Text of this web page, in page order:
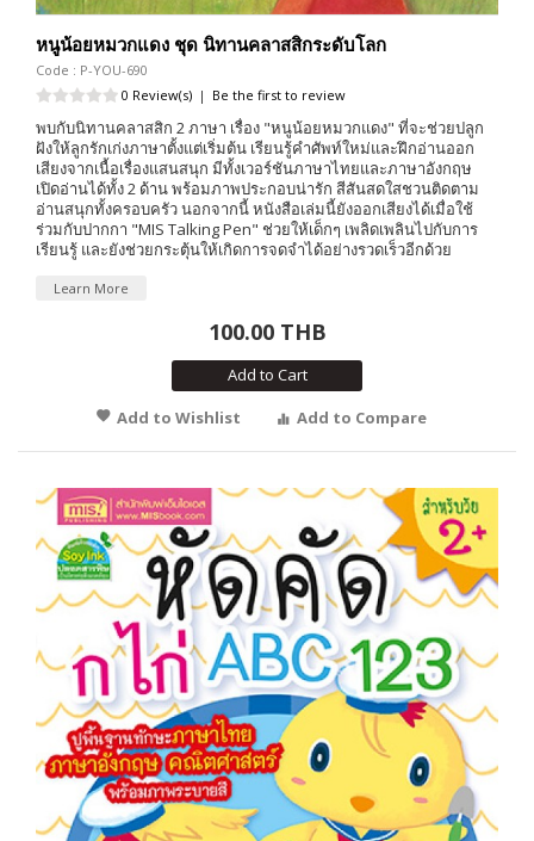
หนูน้อยหมวกแดง ชุด นิทานคลาสสิกระดับโลก
Code : P-YOU-690
0 Review(s) | Be the first to review
พบกับนิทานคลาสสิก 2 ภาษา เรื่อง "หนูน้อยหมวกแดง" ที่จะช่วยปลูก
ฝังให้ลูกรักเก่งภาษาตั้งแต่เริ่มต้น เรียนรู้คำศัพท์ใหม่และฝึกอ่านออก
เสียงจากเนื้อเรื่องแสนสนุก มีทั้งเวอร์ชันภาษาไทยและภาษาอังกฤษ
เปิดอ่านได้ทั้ง 2 ด้าน พร้อมภาพประกอบน่ารัก สีสันสดใสชวนติดตาม
อ่านสนุกทั้งครอบครัว นอกจากนี้ หนังสือเล่มนี้ยังออกเสียงได้เมื่อใช้
ร่วมกับปากกา "MIS Talking Pen" ช่วยให้เด็กๆ เพลิดเพลินไปกับการ
เรียนรู้ และยังช่วยกระตุ้นให้เกิดการจดจำได้อย่างรวดเร็วอีกด้วย
Learn More
100.00 THB
Add to Cart
Add to Wishlist
Add to Compare